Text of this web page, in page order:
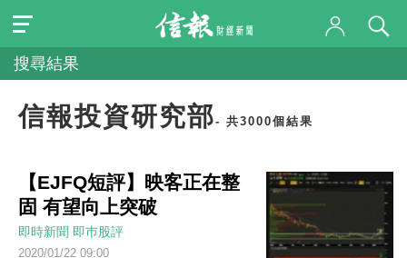
搜尋結果
信報投資研究部- 共3000個結果
【EJFQ短評】映客正在整
固 有望向上突破
即時新聞 即巿股評
2020/01/22 09:00